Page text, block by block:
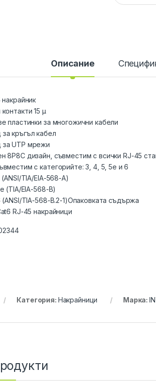
Описание
15 µ
пластинки за многожични кабели
кръгъл кабел
UTP мрежи
8P8C дизайн, съвместим с всички RJ-45
с категорийте: 3, 4, 5, 5e и 6
TIA/EIA-568-A)
(TIA/EIA-568-B)
TIA-568-B.2-1)Опаковката съдържа
RJ-45 накрайници
Категория: Накрайници Марка: